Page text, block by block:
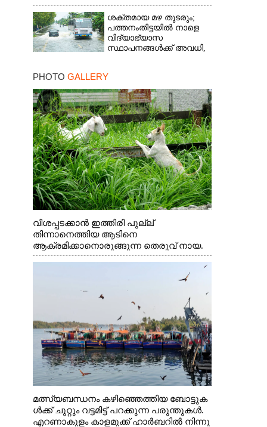
മാറ്റങ്ങൾ അറിയാം
ശക്തമായ മഴ തുടരും;
പത്തനംതിട്ടയിൽ നാളെ
വിദ്യാഭ്യാസ
സ്ഥാപനങ്ങൾക്ക് അവധി,​
PHOTO GALLERY
വിശപ്പടക്കാൻ ഇത്തിരി പുല്ല്
തിന്നാനെത്തിയ ആടിനെ
ആക്രമിക്കാനൊരുങ്ങുന്ന തെരുവ് നായ.
എറണാകുളം വാത്തുരുത്തിയിൽ നിന്നുള്ള
മത്സ്യബന്ധനം കഴിഞ്ഞെത്തിയ ബോട്ടുക
ൾക്ക് ചുറ്റും വട്ടമിട്ട് പറക്കുന്ന പരുന്തുകൾ.
എറണാകുളം കാളമുക്ക് ഹാർബറിൽ നിന്നു